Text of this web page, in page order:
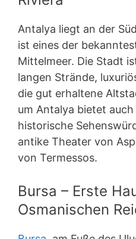
Antalya liegt an der
ist eines der
Mittelmeer. Die Stadt
langen Strände,
die gut erhaltene
um Antalya bietet
historische
antike Theater von
von Termessos.
Bursa – Erste
Osmanischen